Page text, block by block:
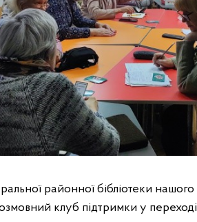
районної бібліотеки нашого
клуб підтримки у